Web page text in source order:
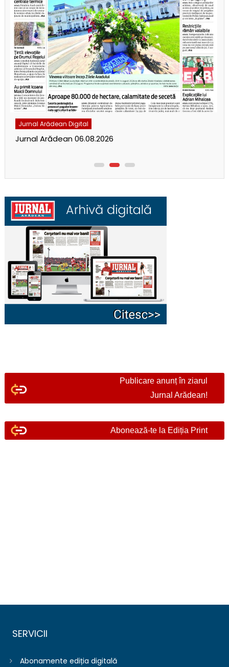
Jurnal Arădean Digital
Jurnal Arădean 06.08.2026
Publicare anunț în ziarul
Jurnal Arădean!
Abonează-te la Ediția Print
SERVICII
Abonamente ediția digitală